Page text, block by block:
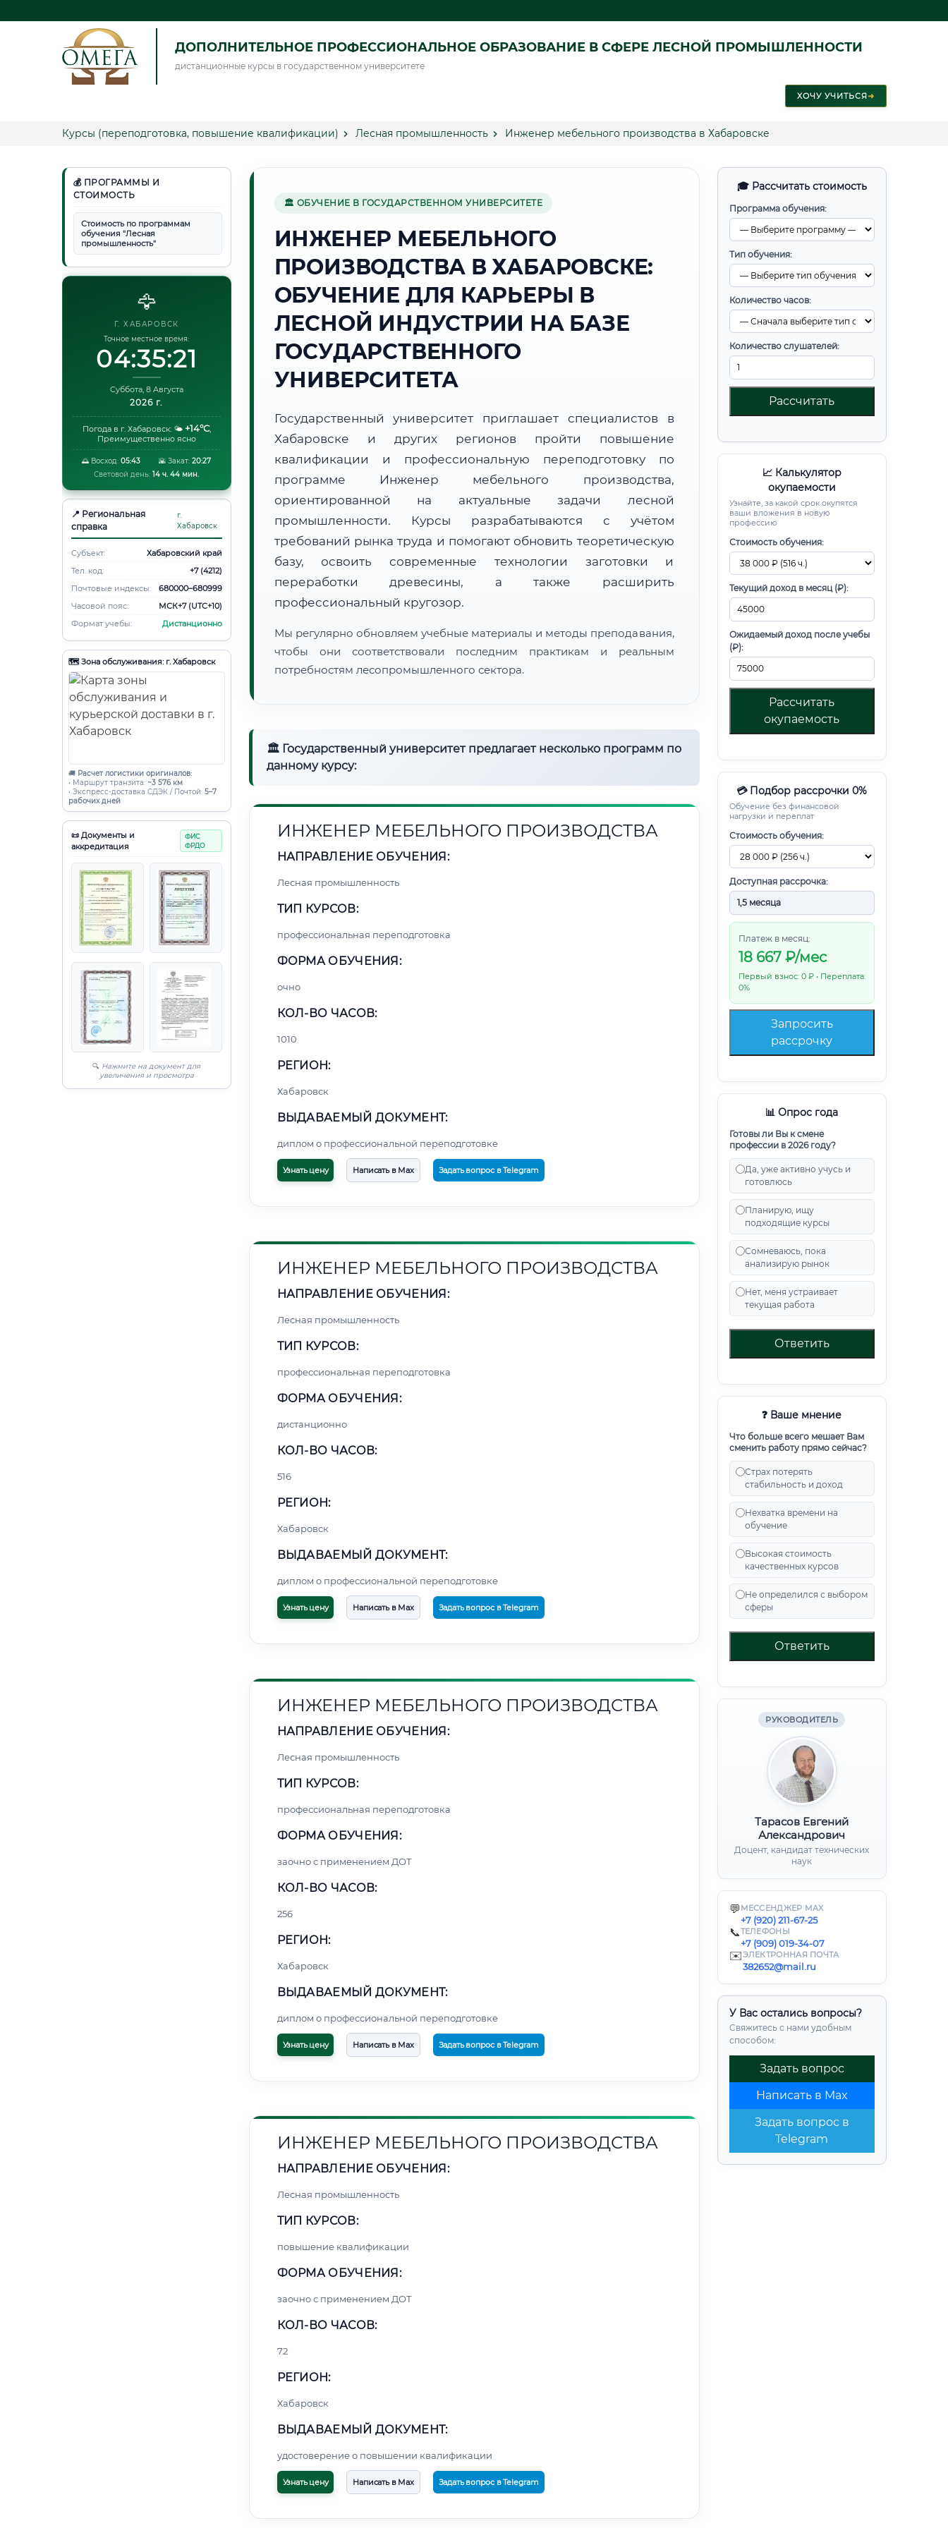
ДОПОЛНИТЕЛЬНОЕ ПРОФЕССИОНАЛЬНОЕ ОБРАЗОВАНИЕ В СФЕРЕ ЛЕСНОЙ ПРОМЫШЛЕННОСТИ
дистанционные курсы в государственном университете
ХОЧУ УЧИТЬСЯ➜
Курсы (переподготовка, повышение квалификации) Лесная промышленность Инженер мебельного производства в Хабаровске
💰 ПРОГРАММЫ И
СТОИМОСТЬ
Стоимость по программам
обучения "Лесная
промышленность"
🦅
Г. ХАБАРОВСК
Точное местное время:
04:35:22
Суббота, 8 Августа
2026 г.
Погода в г. Хабаровск: 🌤️ +14°C,
Преимущественно ясно
🌅 Восход: 05:43 🌇 Закат:20:27
Световой день: 14 ч. 44 мин.
📍 Региональная
справка
г.
Хабаровск
Субъект:
Хабаровский край
Тел. код:
+7 (4212)
Почтовые индексы:
680000–680999
Часовой пояс:
МСК+7 (UTC+10)
Формат учебы:
Дистанционно
🗺️ Зона обслуживания: г. Хабаровск
🚚 Расчет логистики оригиналов:
• Маршрут транзита: ~3 576 км
• Экспресс-доставка СДЭК / Почтой: 5–7
рабочих дней
📜 Документы и
аккредитация
ФИС
ФРДО
🔍 Нажмите на документ для
увеличения и просмотра
🎓 Рассчитать стоимость
Программа обучения:
Тип обучения:
Количество часов:
Количество слушателей:
Рассчитать
📈 Калькулятор
окупаемости
Узнайте, за какой срок окупятся
ваши вложения в новую
профессию
Стоимость обучения:
Текущий доход в месяц (₽):
Ожидаемый доход после учебы
(₽):
Рассчитать
окупаемость
💳 Подбор рассрочки 0%
Обучение без финансовой
нагрузки и переплат
Стоимость обучения:
Доступная рассрочка:
Платеж в месяц:
18 667₽/мес
Первый взнос: 0 ₽ • Переплата:
0%
Запросить
рассрочку
📊 Опрос года
Готовы ли Вы к смене
профессии в 2026 году?
Да, уже активно учусь и
готовлюсь
Планирую, ищу
подходящие курсы
Сомневаюсь, пока
анализирую рынок
Нет, меня устраивает
текущая работа
Ответить
❓ Ваше мнение
Что больше всего мешает Вам
сменить работу прямо сейчас?
Страх потерять
стабильность и доход
Нехватка времени на
обучение
Высокая стоимость
качественных курсов
Не определился с выбором
сферы
Ответить
РУКОВОДИТЕЛЬ
Тарасов Евгений
Александрович
Доцент, кандидат технических
наук
💬 МЕССЕНДЖЕР MAX
+7 (920) 211-67-25
📞ТЕЛЕФОНЫ
+7 (909) 019-34-07
✉️ЭЛЕКТРОННАЯ ПОЧТА
382652@mail.ru
У Вас остались вопросы?
Свяжитесь с нами удобным
способом:
Задать вопрос
Написать в Max
Задать вопрос в
Telegram
🏛 ОБУЧЕНИЕ В ГОСУДАРСТВЕННОМ УНИВЕРСИТЕТЕ
ИНЖЕНЕР МЕБЕЛЬНОГО
ПРОИЗВОДСТВА В ХАБАРОВСКЕ:
ОБУЧЕНИЕ ДЛЯ КАРЬЕРЫ В
ЛЕСНОЙ ИНДУСТРИИ НА БАЗЕ
ГОСУДАРСТВЕННОГО
УНИВЕРСИТЕТА
Государственный университет приглашает специалистов в
Хабаровске и других регионов пройти повышение
квалификации и профессиональную переподготовку по
программе Инженер мебельного производства,
ориентированной на актуальные задачи лесной
промышленности. Курсы разрабатываются с учётом
требований рынка труда и помогают обновить теоретическую
базу, освоить современные технологии заготовки и
переработки древесины, а также расширить
профессиональный кругозор.
Мы регулярно обновляем учебные материалы и методы преподавания,
чтобы они соответствовали последним практикам и реальным
потребностям лесопромышленного сектора.
🏛 Государственный университет предлагает несколько программ по
данному курсу:
ИНЖЕНЕР МЕБЕЛЬНОГО ПРОИЗВОДСТВА
НАПРАВЛЕНИЕ ОБУЧЕНИЯ:
Лесная промышленность
ТИП КУРСОВ:
профессиональная переподготовка
ФОРМА ОБУЧЕНИЯ:
очно
КОЛ-ВО ЧАСОВ:
1010
РЕГИОН:
Хабаровск
ВЫДАВАЕМЫЙ ДОКУМЕНТ:
диплом о профессиональной переподготовке
Узнать цену Написать в Max Задать вопрос в Telegram
ИНЖЕНЕР МЕБЕЛЬНОГО ПРОИЗВОДСТВА
НАПРАВЛЕНИЕ ОБУЧЕНИЯ:
Лесная промышленность
ТИП КУРСОВ:
профессиональная переподготовка
ФОРМА ОБУЧЕНИЯ:
дистанционно
КОЛ-ВО ЧАСОВ:
516
РЕГИОН:
Хабаровск
ВЫДАВАЕМЫЙ ДОКУМЕНТ:
диплом о профессиональной переподготовке
Узнать цену Написать в Max Задать вопрос в Telegram
ИНЖЕНЕР МЕБЕЛЬНОГО ПРОИЗВОДСТВА
НАПРАВЛЕНИЕ ОБУЧЕНИЯ:
Лесная промышленность
ТИП КУРСОВ:
профессиональная переподготовка
ФОРМА ОБУЧЕНИЯ:
заочно с применением ДОТ
КОЛ-ВО ЧАСОВ:
256
РЕГИОН:
Хабаровск
ВЫДАВАЕМЫЙ ДОКУМЕНТ:
диплом о профессиональной переподготовке
Узнать цену Написать в Max Задать вопрос в Telegram
ИНЖЕНЕР МЕБЕЛЬНОГО ПРОИЗВОДСТВА
НАПРАВЛЕНИЕ ОБУЧЕНИЯ:
Лесная промышленность
ТИП КУРСОВ:
повышение квалификации
ФОРМА ОБУЧЕНИЯ:
заочно с применением ДОТ
КОЛ-ВО ЧАСОВ:
72
РЕГИОН:
Хабаровск
ВЫДАВАЕМЫЙ ДОКУМЕНТ:
удостоверение о повышении квалификации
Узнать цену Написать в Max Задать вопрос в Telegram